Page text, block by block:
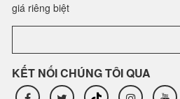
giá riêng biệt
KẾT NỐI CHÚNG TÔI QUA